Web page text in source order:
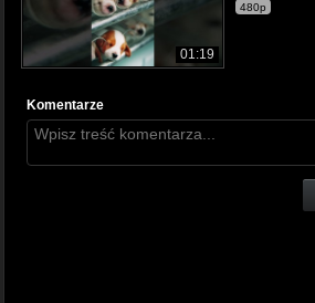
01:19
480p
Komentarze